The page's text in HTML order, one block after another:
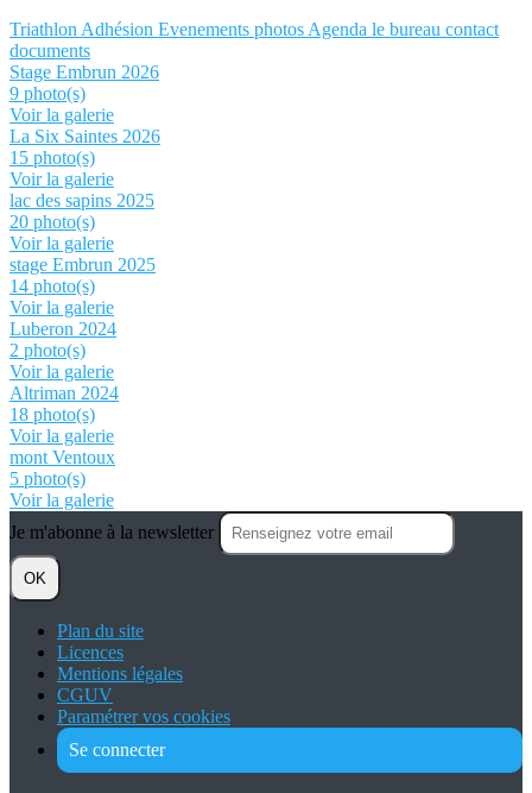
Triathlon Adhésion Evenements photos Agenda le bureau contact
documents
Stage Embrun 2026
9 photo(s)
Voir la galerie
La Six Saintes 2026
15 photo(s)
Voir la galerie
lac des sapins 2025
20 photo(s)
Voir la galerie
stage Embrun 2025
14 photo(s)
Voir la galerie
Luberon 2024
2 photo(s)
Voir la galerie
Altriman 2024
18 photo(s)
Voir la galerie
mont Ventoux
5 photo(s)
Voir la galerie
Je m'abonne à la newsletter
OK
Plan du site
Licences
Mentions légales
CGUV
Paramétrer vos cookies
Se connecter